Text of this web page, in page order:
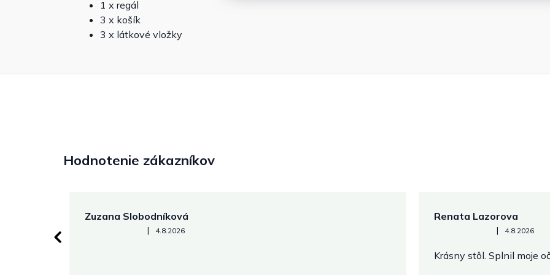
1 x regál
3 x košík
3 x látkové vložky
Hodnotenie zákazníkov
Zuzana Slobodníková
Hodnotenie obchodu je 5 z 5 hviezdičiek.
| 4.8.2026
Renata Lazorova
Hodnotenie obchodu je 5 z
| 4.8.2026
Krásny stôl. Splnil moje